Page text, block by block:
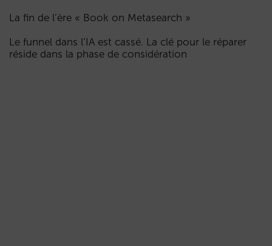
La fin de l’ère « Book on Metasearch »
Le funnel dans l’IA est cassé. La clé pour le réparer
réside dans la phase de considération